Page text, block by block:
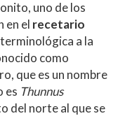
uno de los
en el recetario
a la
como
que es un nombre
es Thunnus
del norte al que se